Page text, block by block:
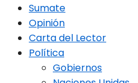
Sumate
Opinión
Carta del Lector
Política
Gobiernos